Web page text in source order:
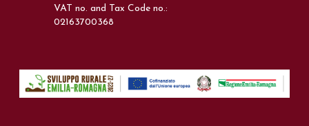
VAT no. and Tax Code no.:
02163700368